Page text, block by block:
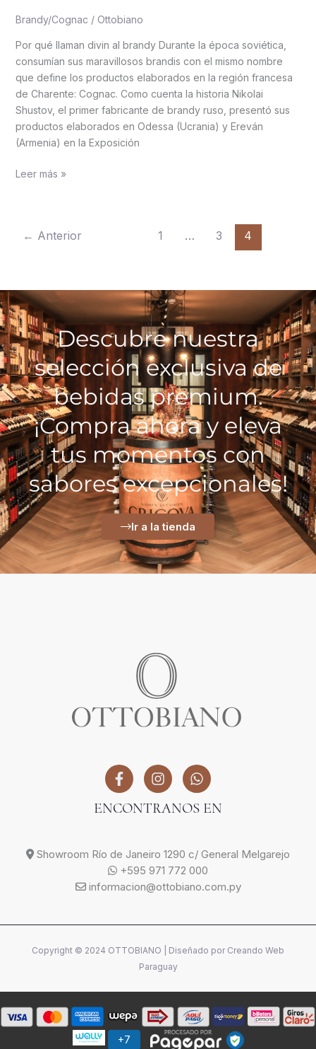
Brandy/Cognac / Ottobiano
Por qué llaman divin al brandy Durante la época soviética,
consumían sus maravillosos brandis con el mismo nombre
que define los productos elaborados en la región francesa
de Charente: Cognac. Como cuenta la historia Nikolai
Shustov, el primer fabricante de brandy ruso, presentó sus
productos elaborados en Odessa (Ucrania) y Ereván
(Armenia) en la Exposición
DIVIN
(Brandy)
Leer más »
← Anterior 1 … 3 4
Descubre nuestra
selección exclusiva de
bebidas premium.
¡Compra ahora y eleva
tus momentos con
sabores excepcionales!
Ir a la tienda
ENCONTRANOS EN
Showroom Río de Janeiro 1290 c/ General Melgarejo
+595 971 772 000
informacion@ottobiano.com.py
Copyright © 2024 OTTOBIANO | Diseñado por Creando Web
Paraguay